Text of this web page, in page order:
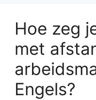
Hoe zeg
met
Engels?